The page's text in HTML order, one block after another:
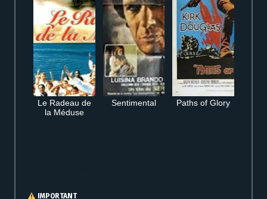
Le Radeau de
la Méduse
Sentimental Paths of Glory
IMPORTANT